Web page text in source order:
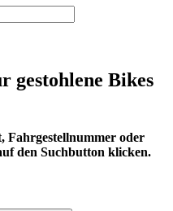
gestohlene Bikes
oder
den Suchbutton klicken.